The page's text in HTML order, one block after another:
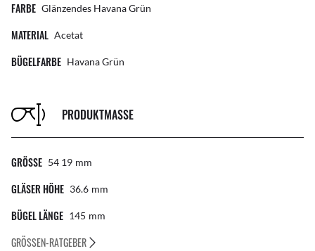
FARBE Glänzendes Havana Grün
MATERIAL Acetat
BÜGELFARBE Havana Grün
PRODUKTMASSE
GRÖSSE 54 19 Mm
GLÄSER HÖHE 36.6 Mm
BÜGEL LÄNGE 145 Mm
GRÖSSEN-RATGEBER